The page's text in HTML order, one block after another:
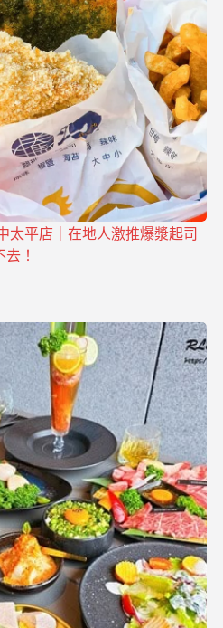
太平店｜在地人激推爆漿起司
！